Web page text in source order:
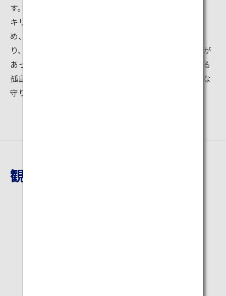
す。
キリシタン大名として有名な大友宗麟の居城だったた
め、石垣にはアルファベットの様な文字が刻まれてお
り、城内には礼拝所が、城下にはキリシタンの修練所が
あったと言われています。築城当時は丹生島と呼ばれる
孤島上の城郭で、周囲の海が天然の要害となり、堅固な
守りを誇っていました。
観光地詳細